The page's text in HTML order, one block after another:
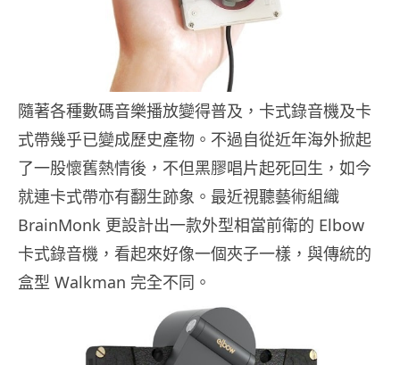
隨著各種數碼音樂播放變得普及，卡式錄音機及卡
式帶幾乎已變成歷史產物。不過自從近年海外掀起
了一股懷舊熱情後，不但黑膠唱片起死回生，如今
就連卡式帶亦有翻生跡象。最近視聽藝術組織
BrainMonk 更設計出一款外型相當前衛的 Elbow
卡式錄音機，看起來好像一個夾子一樣，與傳統的
盒型 Walkman 完全不同。